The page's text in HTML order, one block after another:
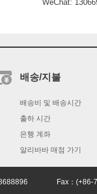
WeChat:
배송/지불
배송비 및 배송시간
출하 시간
은행 계좌
알리바바 매점 가기
Fax：(+86-755)